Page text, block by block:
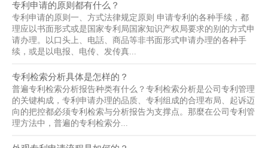
专利申请的原则都有什么？
专利申请的原则一、方式法律规定原则 申请专利的各种手续，都
理应以书面形式或是国家专利局国家知识产权局要求的别的方式申
请办理。以口头上、电話、商品等非书面形式申请办理的各种手
续，或是以电报、电传、发传真...
专利检索分析具体是怎样的？
普遍专利检索分析报告种类有什么？专利检索分析是公司专利管理
的关键构成，专利申请办理的品质、专利组成的合理布局、起诉迈
向的把控都必须专利检索与分析报告为支撑点。那麼在公司专利管
理方法中，普遍的专利检索分...